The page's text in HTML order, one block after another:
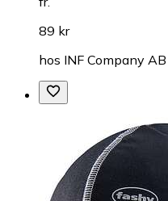
89 kr
hos INF Company AB